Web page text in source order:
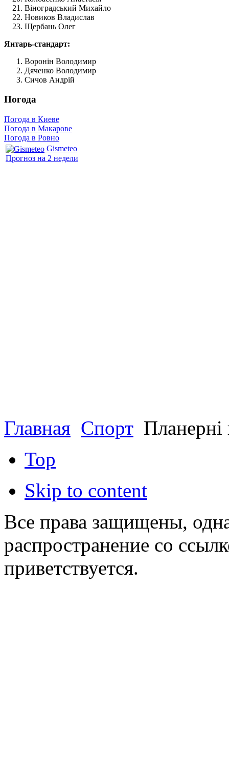
Віноградський Михайло
Новиков Владислав
Щербань Олег
Янтарь-стандарт:
Воронін Володимир
Дяченко Володимир
Сичов Андрій
Погода
Погода в Киеве
Погода в Макарове
Погода в Ровно
Gismeteo
Прогноз на 2 недели
Главная Спорт Планерні
Top
Skip to content
Все права защищены,
распространение со
приветствуется.